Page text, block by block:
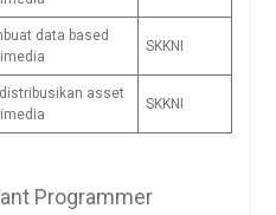
data based
SKKNI
asset
SKKNI
Programmer